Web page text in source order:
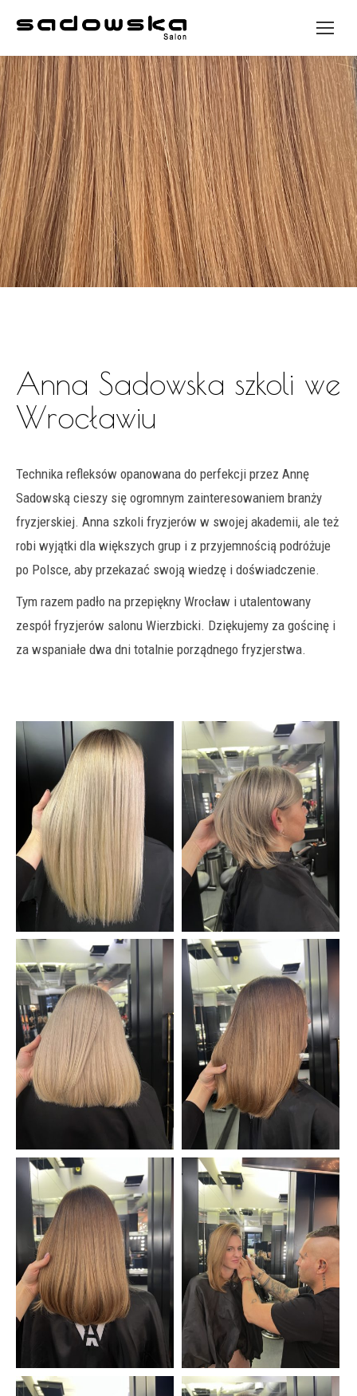
Anna Sadowska szkoli we
Wrocławiu
Technika refleksów opanowana do perfekcji przez Annę
Sadowską cieszy się ogromnym zainteresowaniem branży
fryzjerskiej. Anna szkoli fryzjerów w swojej akademii, ale też
robi wyjątki dla większych grup i z przyjemnością podróżuje
po Polsce, aby przekazać swoją wiedzę i doświadczenie.
Tym razem padło na przepiękny Wrocław i utalentowany
zespół fryzjerów salonu Wierzbicki. Dziękujemy za gościnę i
za wspaniałe dwa dni totalnie porządnego fryzjerstwa.